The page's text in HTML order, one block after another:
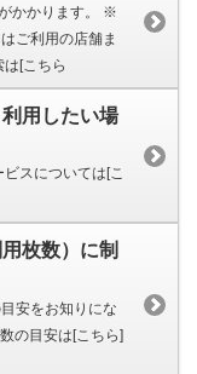
かかります。 ※
ご利用の店舗ま
は[こちら
用したい場
スについては[こ
枚数）に制
安をお知りにな
の目安は[こちら]